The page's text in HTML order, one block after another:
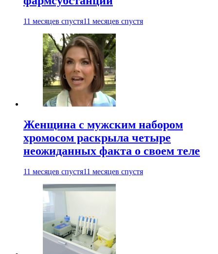
11 месяцев спустя11 месяцев спустя
Женщина с мужским набором
хромосом раскрыла четыре
неожиданных факта о своем теле
11 месяцев спустя11 месяцев спустя